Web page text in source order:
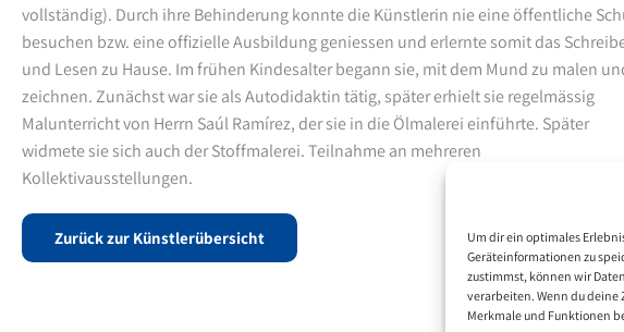
Um dir ein optimales
Geräteinformationen zu
zustimmst, können wir
verarbeiten. Wenn du
Merkmale und Funktionen
vollständig). Durch ihre Behinderung konnte die Künstlerin nie eine öffentliche
besuchen bzw. eine offizielle Ausbildung geniessen und erlernte somit das
und Lesen zu Hause. Im frühen Kindesalter begann sie, mit dem Mund zu malen
zeichnen. Zunächst war sie als Autodidaktin tätig, später erhielt sie regelmässig
Malunterricht von Herrn Saúl Ramírez, der sie in die Ölmalerei einführte. Später
widmete sie sich auch der Stoffmalerei.Teilnahme an mehreren
Kollektivausstellungen.
Zurück zur Künstlerübersicht